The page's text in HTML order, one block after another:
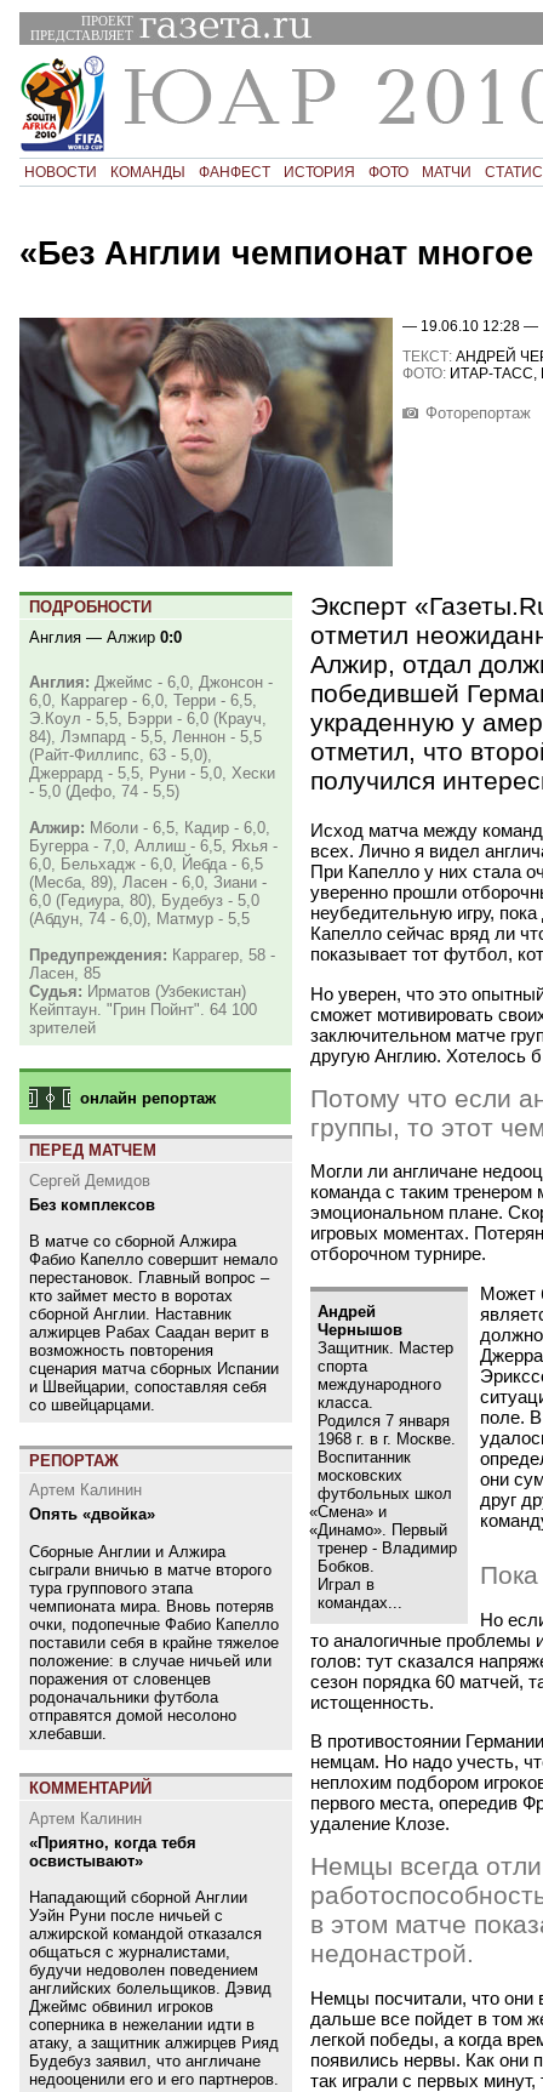
ПРОЕКТ
ПРЕДСТАВЛЯЕТ
НОВОСТИ КОМАНДЫ ФАНФЕСТ ИСТОРИЯ ФОТО МАТЧИ
«Без Англии чемпионат многое
— 19.06.10 12:28 —
ТЕКСТ: АНДРЕЙ
ФОТО: ИТАР-ТАСС,
Фоторепортаж
Эксперт «
отметил
Алжир, отдал
победившей
украденную у
отметил, что
получился
Исход матча между
всех. Лично я видел
При Капелло у них стала
уверенно прошли
неубедительную игру,
Капелло сейчас вряд ли
показывает тот футбол,
Но уверен, что это
сможет мотивировать
заключительном матче
другую Англию. Хотелось
Потому что если
группы, то этот
Могли ли англичане
команда с таким тренером
эмоциональном плане.
игровых моментах.
отборочном турнире.
Андрей
Чернышов
Защитник. Мастер
спорта
международного
класса.
Родился 7 января
1968 г. в г. Москве.
Воспитанник
московских
футбольных школ
«Смена» и
«Динамо». Первый
тренер - Владимир
Бобков.
Играл в
командах...
Может
поле.
они
друг
Но
то аналогичные проблемы
голов: тут сказался
сезон порядка 60 матчей,
истощенность.
В противостоянии
немцам. Но надо учесть,
неплохим подбором
первого места, опередив
удаление Клозе.
Немцы всегда
в этом матче
недонастрой.
Немцы посчитали, что они
дальше все пойдет в том
легкой победы, а когда
появились нервы. Как они
так играли с первых
ПОДРОБНОСТИ
Англия — Алжир 0:0
Англия: Джеймс - 6,0, Джонсон -
6,0, Каррагер - 6,0, Терри - 6,5,
Э.Коул - 5,5, Бэрри - 6,0 (Крауч,
84), Лэмпард - 5,5, Леннон - 5,5
(Райт-Филлипс, 63 - 5,0),
Джеррард - 5,5, Руни - 5,0, Хески
- 5,0 (Дефо, 74 - 5,5)
Алжир: Мболи - 6,5, Кадир - 6,0,
Бугерра - 7,0, Аллиш - 6,5, Яхья -
6,0, Бельхадж - 6,0, Йебда - 6,5
(Месба, 89), Ласен - 6,0, Зиани -
6,0 (Гедиура, 80), Будебуз - 5,0
(Абдун, 74 - 6,0), Матмур - 5,5
Предупреждения: Каррагер, 58 -
Ласен, 85
Судья: Ирматов (Узбекистан)
Кейптаун. "Грин Пойнт". 64 100
зрителей
онлайн репортаж
ПЕРЕД МАТЧЕМ
Сергей Демидов
Без комплексов
В матче со сборной Алжира
Фабио Капелло совершит немало
перестановок. Главный вопрос –
кто займет место в воротах
сборной Англии. Наставник
алжирцев Рабах Саадан верит в
возможность повторения
сценария матча сборных Испании
и Швейцарии, сопоставляя себя
со швейцарцами.
РЕПОРТАЖ
Артем Калинин
Опять «двойка»
Сборные Англии и Алжира
сыграли вничью в матче второго
тура группового этапа
чемпионата мира. Вновь потеряв
очки, подопечные Фабио Капелло
поставили себя в крайне тяжелое
положение: в случае ничьей или
поражения от словенцев
родоначальники футбола
отправятся домой несолоно
хлебавши.
КОММЕНТАРИЙ
Артем Калинин
«Приятно, когда тебя
освистывают»
Нападающий сборной Англии
Уэйн Руни после ничьей с
алжирской командой отказался
общаться с журналистами,
будучи недоволен поведением
английских болельщиков. Дэвид
Джеймс обвинил игроков
соперника в нежелании идти в
атаку, а защитник алжирцев Рияд
Будебуз заявил, что англичане
недооценили его и его партнеров.